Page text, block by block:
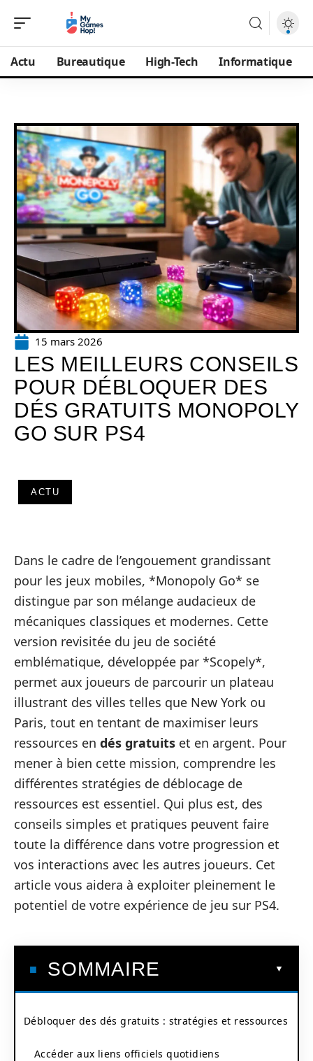
Actu Bureautique High-Tech Informatique
15 mars 2026
LES MEILLEURS CONSEILS
POUR DÉBLOQUER DES
DÉS GRATUITS MONOPOLY
GO SUR PS4
ACTU
Dans le cadre de l’engouement grandissant
pour les jeux mobiles, *Monopoly Go* se
distingue par son mélange audacieux de
mécaniques classiques et modernes. Cette
version revisitée du jeu de société
emblématique, développée par *Scopely*,
permet aux joueurs de parcourir un plateau
illustrant des villes telles que New York ou
Paris, tout en tentant de maximiser leurs
ressources en dés gratuits et en argent. Pour
mener à bien cette mission, comprendre les
différentes stratégies de déblocage de
ressources est essentiel. Qui plus est, des
conseils simples et pratiques peuvent faire
toute la différence dans votre progression et
vos interactions avec les autres joueurs. Cet
article vous aidera à exploiter pleinement le
potentiel de votre expérience de jeu sur PS4.
SOMMAIRE
Débloquer des dés gratuits : stratégies et ressources
Accéder aux liens officiels quotidiens